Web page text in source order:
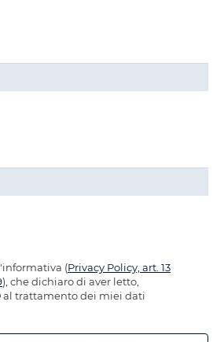
(Privacy Policy, art. 13
), che dichiaro di aver letto,
al trattamento dei miei dati